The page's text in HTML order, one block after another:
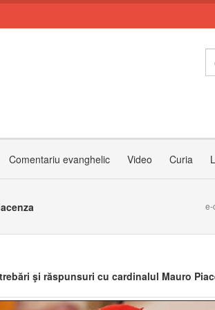
Comentariu evanghelic Video Curia
e-
şi răspunsuri cu cardinalul Mauro